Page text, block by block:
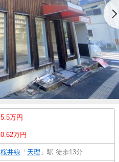
5.5万円
0.62万円
桜井線 「 天理 」駅 徒歩13分